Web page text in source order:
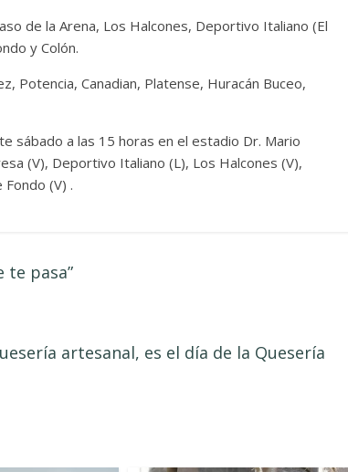
de la Arena, Los Halcones, Deportivo Italiano (El
y Colón.
Potencia, Canadian, Platense, Huracán Buceo,
sábado a las 15 horas en el estadio Dr. Mario
(V), Deportivo Italiano (L), Los Halcones (V),
Fondo (V) .
te pasa”
artesanal, es el día de la Quesería